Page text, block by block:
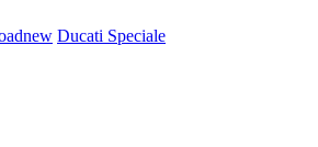
new Ducati Speciale